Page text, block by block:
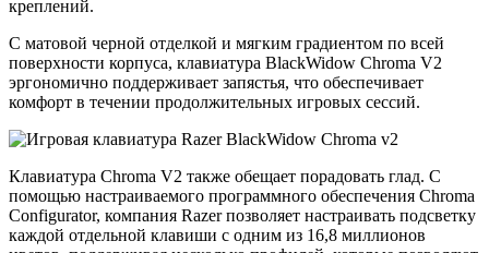
креплений.
С матовой черной отделкой и мягким градиентом по всей
поверхности корпуса, клавиатура BlackWidow Chroma V2
эргономично поддерживает запястья, что обеспечивает
комфорт в течении продолжительных игровых сессий.
Клавиатура Chroma V2 также обещает порадовать глад. С
помощью настраиваемого программного обеспечения Chroma
Configurator, компания Razer позволяет настраивать подсветку
каждой отдельной клавиши с одним из 16,8 миллионов